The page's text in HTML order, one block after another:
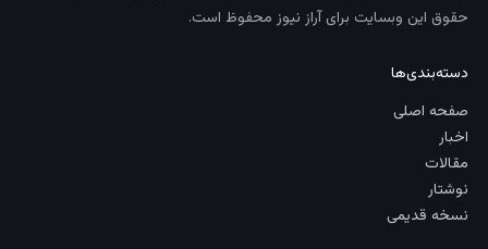
حقوق این وبسایت برای آراز نیوز محفوظ است.
دسته‌بندی‌ها
صفحه اصلی
اخبار
مقالات
نوشتار
نسخه قدیمی